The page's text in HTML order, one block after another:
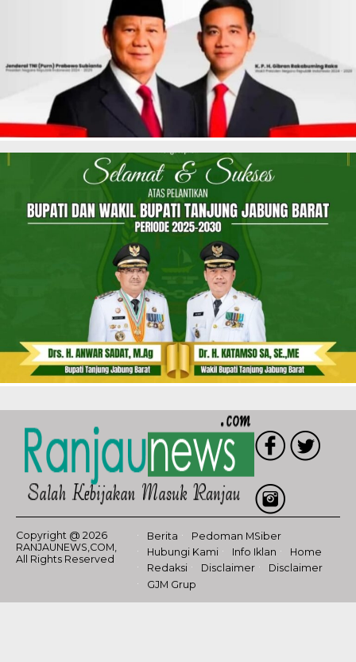
Copyright @ 2026
RANJAUNEWS,COM,
All Rights Reserved
Berita
Pedoman MSiber
Hubungi Kami
Info Iklan
Home
Redaksi
Disclaimer
Disclaimer
GJM Grup